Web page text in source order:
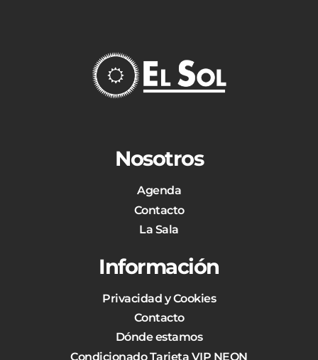
Nosotros
Agenda
Contacto
La Sala
Información
Privacidad y Cookies
Contacto
Dónde estamos
Condicionado Tarjeta VIP NEON